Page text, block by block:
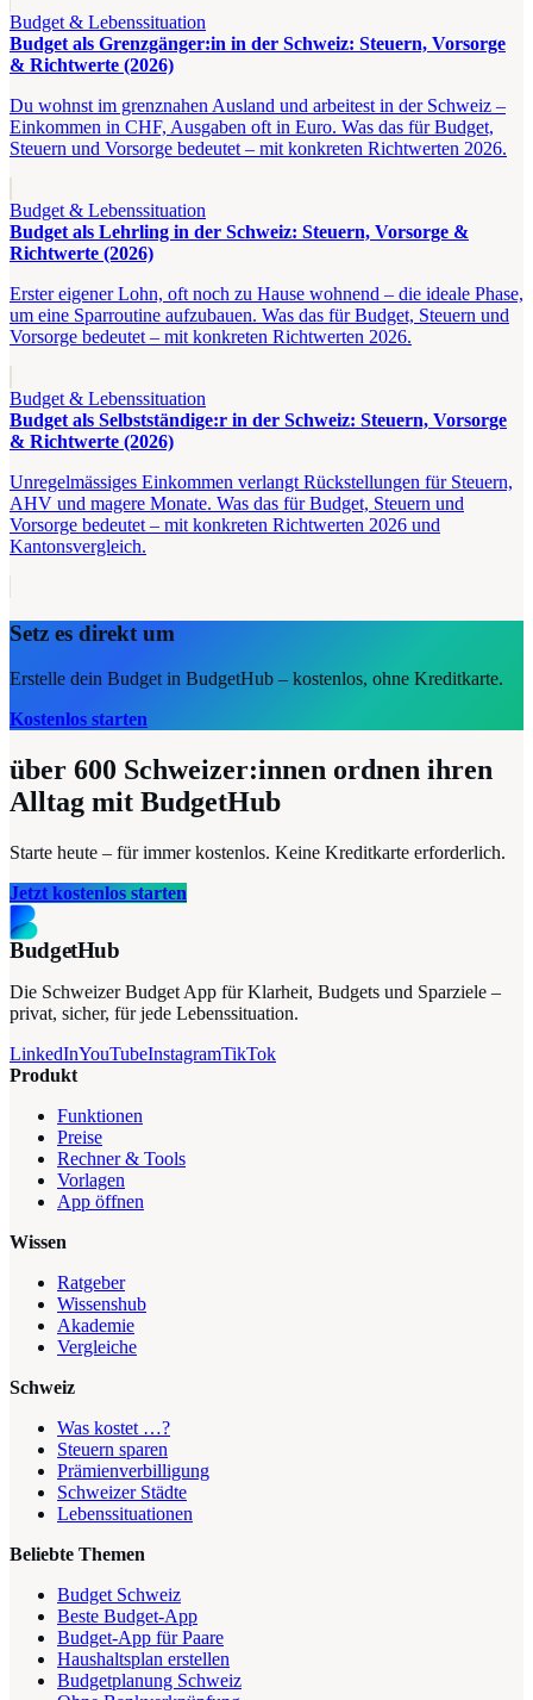
Budget & Lebenssituation
Budget als Grenzgänger:in in der Schweiz: Steuern, Vorsorge
& Richtwerte (2026)
Du wohnst im grenznahen Ausland und arbeitest in der Schweiz –
Einkommen in CHF, Ausgaben oft in Euro. Was das für Budget,
Steuern und Vorsorge bedeutet – mit konkreten Richtwerten 2026.
Budget & Lebenssituation
Budget als Lehrling in der Schweiz: Steuern, Vorsorge &
Richtwerte (2026)
Erster eigener Lohn, oft noch zu Hause wohnend – die ideale Phase,
um eine Sparroutine aufzubauen. Was das für Budget, Steuern und
Vorsorge bedeutet – mit konkreten Richtwerten 2026.
Budget & Lebenssituation
Budget als Selbstständige:r in der Schweiz: Steuern, Vorsorge
& Richtwerte (2026)
Unregelmässiges Einkommen verlangt Rückstellungen für Steuern,
AHV und magere Monate. Was das für Budget, Steuern und
Vorsorge bedeutet – mit konkreten Richtwerten 2026 und
Kantonsvergleich.
Setz es direkt um
Erstelle dein Budget in BudgetHub – kostenlos, ohne Kreditkarte.
Kostenlos starten
über 600 Schweizer:innen ordnen ihren
Alltag mit BudgetHub
Starte heute – für immer kostenlos. Keine Kreditkarte erforderlich.
Jetzt kostenlos starten
BudgetHub
Die Schweizer Budget App für Klarheit, Budgets und Sparziele –
privat, sicher, für jede Lebenssituation.
LinkedInYouTubeInstagramTikTok
Produkt
Funktionen
Preise
Rechner & Tools
Vorlagen
App öffnen
Wissen
Ratgeber
Wissenshub
Akademie
Vergleiche
Schweiz
Was kostet …?
Steuern sparen
Prämienverbilligung
Schweizer Städte
Lebenssituationen
Beliebte Themen
Budget Schweiz
Beste Budget-App
Budget-App für Paare
Haushaltsplan erstellen
Budgetplanung Schweiz